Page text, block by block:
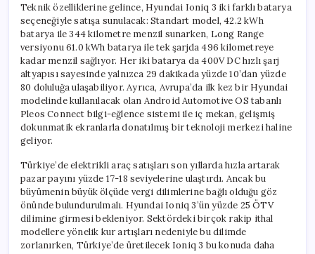
Teknik özelliklerine gelince, Hyundai Ioniq 3 iki farklı batarya
seçeneğiyle satışa sunulacak: Standart model, 42.2 kWh
batarya ile 344 kilometre menzil sunarken, Long Range
versiyonu 61.0 kWh batarya ile tek şarjda 496 kilometreye
kadar menzil sağlıyor. Her iki batarya da 400V DC hızlı şarj
altyapısı sayesinde yalnızca 29 dakikada yüzde 10’dan yüzde
80 doluluğa ulaşabiliyor. Ayrıca, Avrupa’da ilk kez bir Hyundai
modelinde kullanılacak olan Android Automotive OS tabanlı
Pleos Connect bilgi-eğlence sistemi ile iç mekan, gelişmiş
dokunmatik ekranlarla donatılmış bir teknoloji merkezi haline
geliyor.
Türkiye’de elektrikli araç satışları son yıllarda hızla artarak
pazar payını yüzde 17-18 seviyelerine ulaştırdı. Ancak bu
büyümenin büyük ölçüde vergi dilimlerine bağlı olduğu göz
önünde bulundurulmalı. Hyundai Ioniq 3’ün yüzde 25 ÖTV
dilimine girmesi bekleniyor. Sektördeki birçok rakip ithal
modellere yönelik kur artışları nedeniyle bu dilimde
zorlanırken, Türkiye’de üretilecek Ioniq 3 bu konuda daha